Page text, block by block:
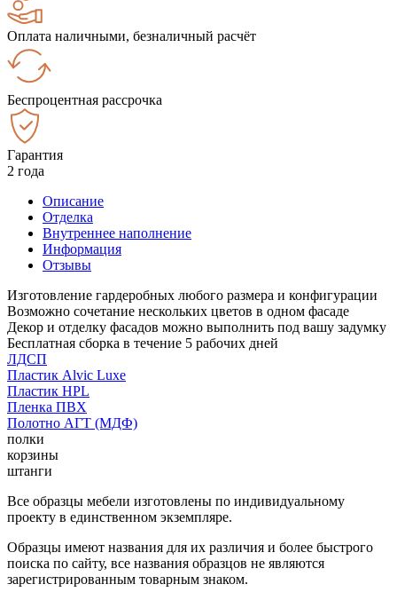
Оплата наличными, безналичный расчёт
Беспроцентная рассрочка
Гарантия
2 года
Описание
Отделка
Внутреннее наполнение
Информация
Отзывы
Изготовление гардеробных любого размера и конфигурации
Возможно сочетание нескольких цветов в одном фасаде
Декор и отделку фасадов можно выполнить под вашу задумку
Бесплатная сборка в течение 5 рабочих дней
ЛДСП
Пластик Alvic Luxe
Пластик HPL
Пленка ПВХ
Полотно АГТ (МДФ)
полки
корзины
штанги
Все образцы мебели изготовлены по индивидуальному
проекту в единственном экземпляре.
Образцы имеют названия для их различия и более быстрого
поиска по сайту, все названия образцов не являются
зарегистрированным товарным знаком.